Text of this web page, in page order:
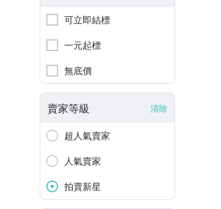
可立即結標
一元起標
無底價
賣家等級 清除
超人氣賣家
人氣賣家
拍賣新星